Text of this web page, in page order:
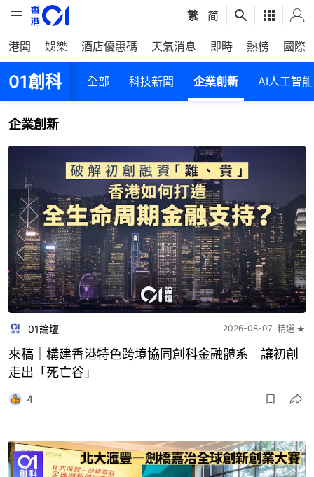
繁 简
港聞 娛樂 酒店優惠碼 天氣消息 即時 熱榜 國際
01創科 全部 科技新聞 企業創新 AI人工智能
企業創新
01論壇 2026-08-07 精選 ★
來稿｜構建香港特色跨境協同創科金融體系 讓初創
走出「死亡谷」
4